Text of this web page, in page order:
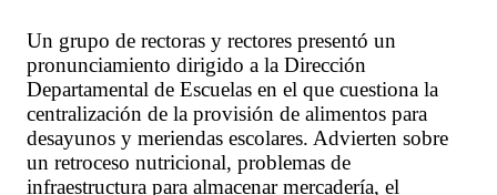
Un grupo de rectoras y rectores presentó un
pronunciamiento dirigido a la Dirección
Departamental de Escuelas en el que cuestiona la
centralización de la provisión de alimentos para
desayunos y meriendas escolares. Advierten sobre
un retroceso nutricional, problemas de
infraestructura para almacenar mercadería, el